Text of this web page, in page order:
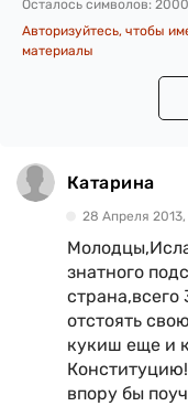
Осталось символов: 2000
Авторизуйтесь, чтобы
материалы
Катарина
28 Апреля 2013,
знатного
страна,всего
отстоять
кукиш еще и
впору бы